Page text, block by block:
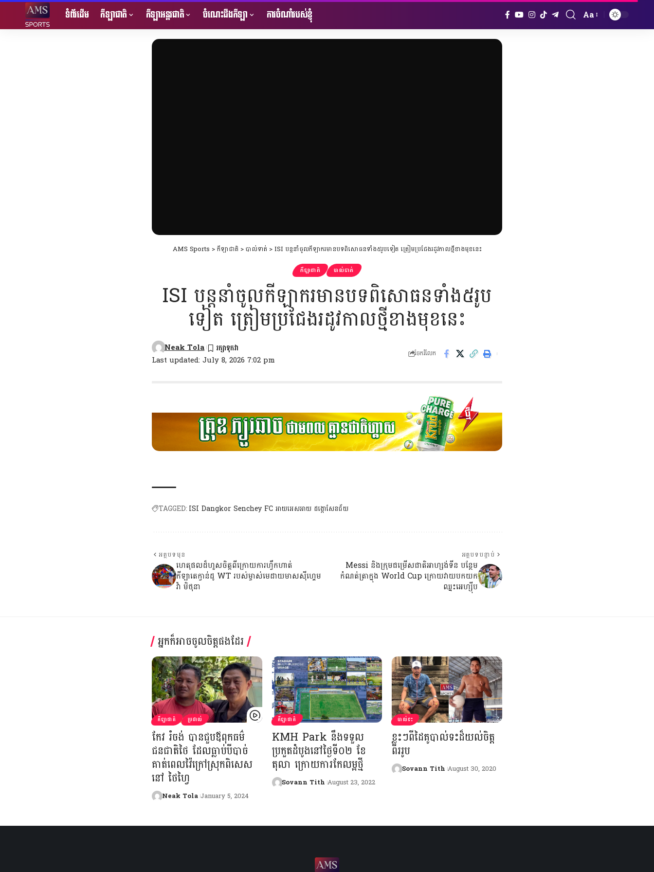
ទំព័រដើម កីឡាជាតិ កីឡាអន្តរជាតិ ចំណេះដឹងកីឡា ការចំណាំរបស់ខ្ញុំ
Font
Resizer
Aa
AMS Sports >កីឡាជាតិ>បាល់ទាត់>ISI បន្តនាំចូលកីឡាករមានបទពិសោធនទាំង៥រូបទៀត ត្រៀមប្រជែងរដូវកាលថ្មីខាងមុខនេះ
កីឡាជាតិ បាល់ទាត់
ISI បន្តនាំចូលកីឡាករមានបទពិសោធនទាំង៥រូប
ទៀត ត្រៀមប្រជែងរដូវកាលថ្មីខាងមុខនេះ
Last updated: July 8, 2026 7:02 pm
Neak Tola ចែករំលែក
TAGGED: ISI Dangkor Senchey FC អាយអេសអាយ ដង្កោសែនជ័យ
អត្ថបទមុន
ហេតុផលដ៏ហួសចិត្តពីក្រោយការហ្វឹកហាត់
កីឡាតេក្វាន់ដូ WT របស់ម្ចាស់មេដាយមាសស៊ីហ្គេម
វ៉ា មិថុនា
អត្ថបទបន្ទាប់
Messi និងក្រុមជម្រើសជាតិអាហ្សង់ទីន បន្ថែម
កំណត់ត្រាក្នុង World Cup ក្រោយវាយបកយក
ឈ្នះអេហ្ស៊ីប
អ្នកក៏អាចចូលចិត្តផងដែរ
កីឡាជាតិ ប្រដាល់
កែវ រំចង់ បានជួបឪពុកធម៌
ជនជាតិថៃ ដែលធ្លាប់បីបាច់
គាត់ពេលវ៉ៃក្រៅស្រុកពិសេស
នៅ ថៃហ្វៃ
Neak Tola January 5, 2024
កីឡាជាតិ
KMH Park នឹងទទួល
ប្រកួតដំបូងនៅថ្ងៃទី០២ ខែ
តុលា ក្រោយការកែលម្អថ្មី
Sovann Tith August 23, 2022
បាល់ទះ
ខ្លះៗពីដៃគូបាល់ទះដ៏យល់ចិត្ត
ពីររូប
Sovann Tith August 30, 2020